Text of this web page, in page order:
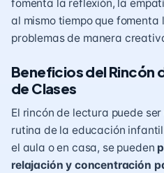
fomenta la reflexión, la
al mismo tiempo que
problemas de manera
Beneficios del Rincón
de Clases
El rincón de lectura puede
rutina de la educación
el aula o en casa, se pueden
relajación y concentración